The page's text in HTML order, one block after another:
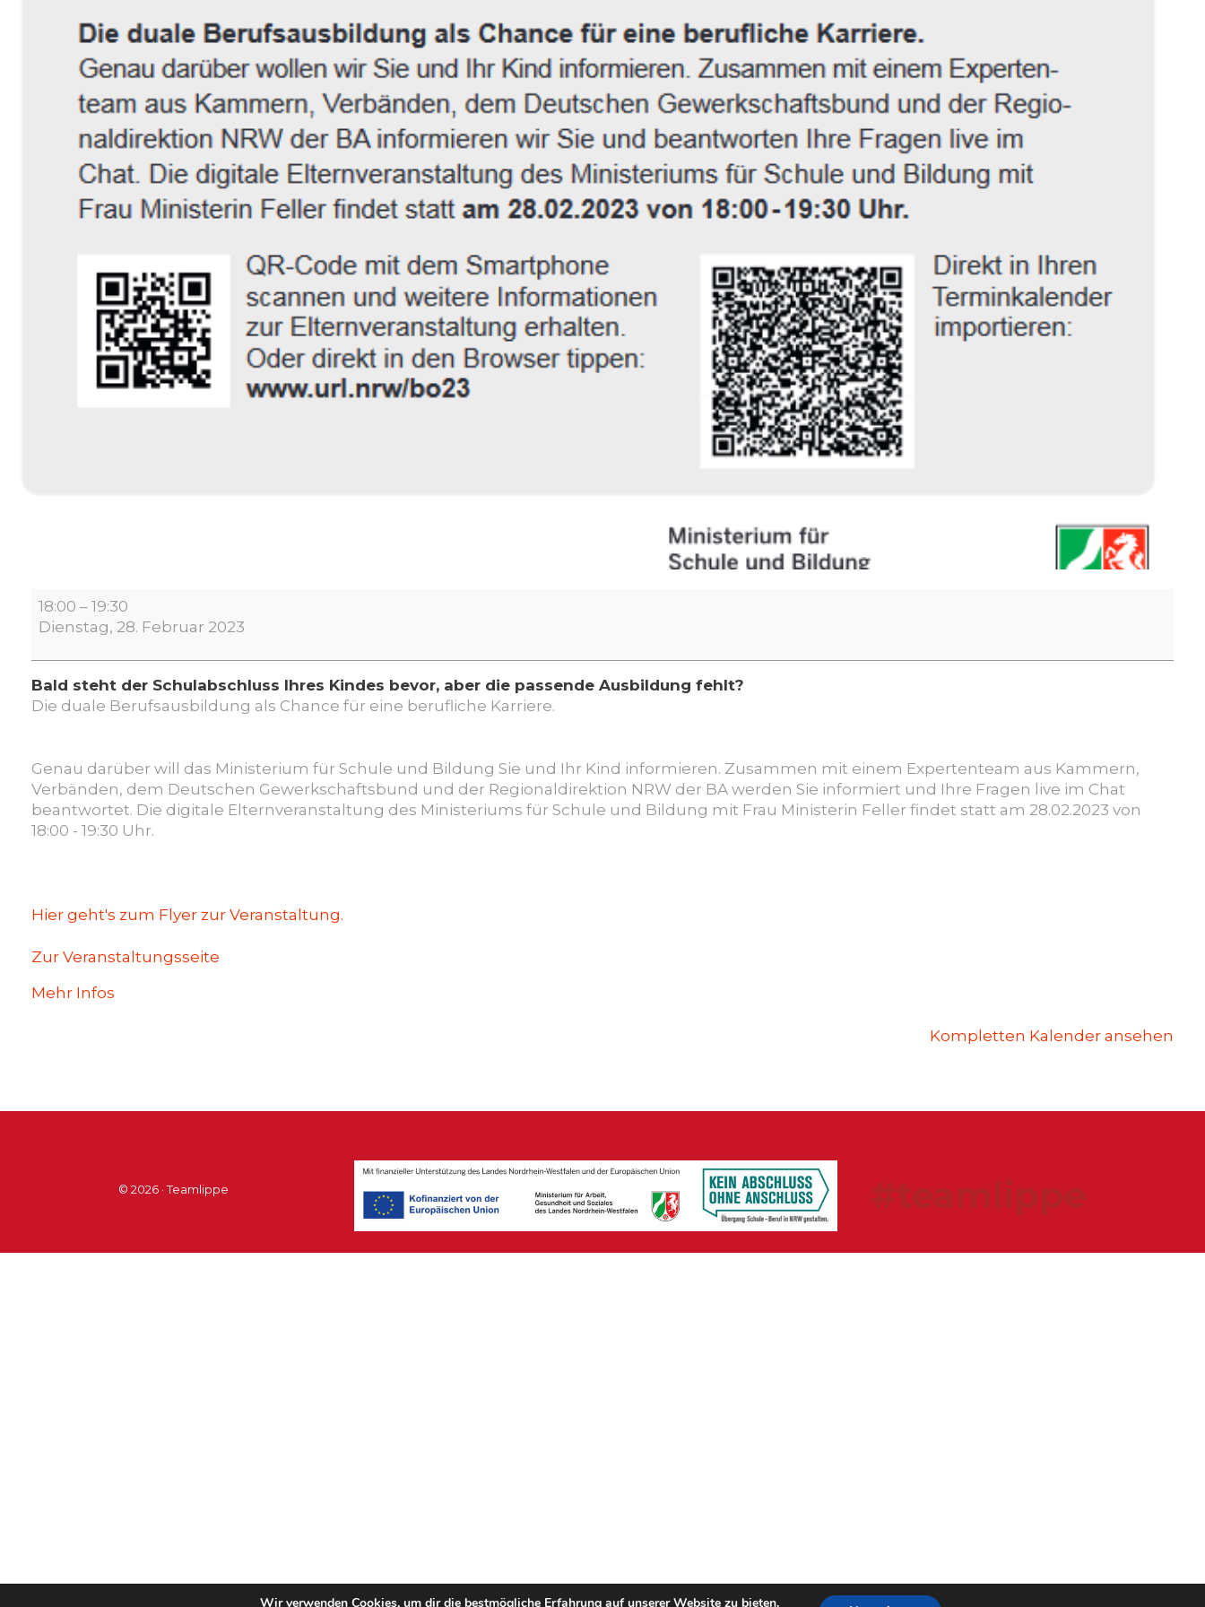
digitale
Elternveranstaltung:
duale
Berufsausbildung
als
eine
berufliche
Karriere
18:00 – 19:30
Dienstag, 28. Februar 2023
Bald steht der Schulabschluss Ihres Kindes bevor, aber die passende Ausbildung fehlt?
Die duale Berufsausbildung als Chance für eine berufliche Karriere.
Genau darüber will das Ministerium für Schule und Bildung Sie und Ihr Kind informieren. Zusammen mit einem Expertenteam aus Kammern,
Verbänden, dem Deutschen Gewerkschaftsbund und der Regionaldirektion NRW der BA werden Sie informiert und Ihre Fragen live im Chat
beantwortet. Die digitale Elternveranstaltung des Ministeriums für Schule und Bildung mit Frau Ministerin Feller findet statt am 28.02.2023 von
18:00 - 19:30 Uhr.
Hier geht's zum Flyer zur Veranstaltung.
Zur Veranstaltungsseite
Mehr Infos
Kompletten Kalender ansehen
© 2026 · Teamlippe #teamlippe
Wir verwenden Cookies, um dir die bestmögliche Erfahrung auf unserer Website zu bieten.